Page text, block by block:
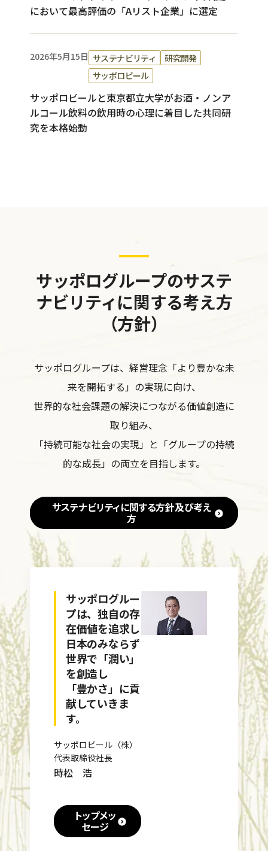
において最高評価の「Aリスト企業」に選定
2026年5月15日 サステナビリティ
研究開発
サッポロビール
サッポロビールと東京都立大学がお酒・ノンア
ルコール飲料の飲用時の心理に着目した共同研
究を本格始動
サッポログループのサステ
ナビリティに関する考え方
（方針）
サッポログループは、経営理念「より豊かな未
来を開拓する」の実現に向け、
世界的な社会課題の解決につながる価値創造に
取り組み、
「持続可能な社会の実現」と「グループの持続
的な成長」の両立を目指します。
サステナビリティに関する方針及び考え
方
サッポログルー
プは、独自の存
在価値を追求し
日本のみならず
世界で「潤い」
を創造し
「豊かさ」に貢
献していきま
す。
サッポロビール（株）
代表取締役社長
時松 浩
トップメッ
セージ